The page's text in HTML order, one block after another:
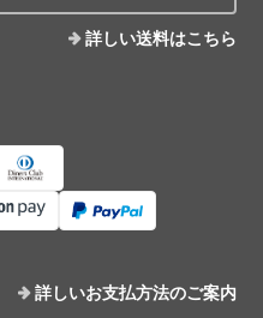
詳しい送料はこちら
詳しいお支払方法のご案内